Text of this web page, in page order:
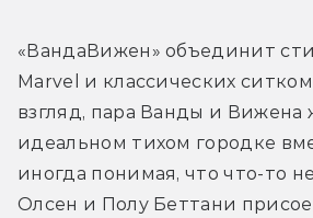
«ВандаВижен» объединит
Marvel и классических
взгляд, пара Ванды и Вижена
идеальном тихом городке
иногда понимая, что что-то
Олсен и Полу Беттани